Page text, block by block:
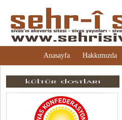
Anasayfa Hakkımızda